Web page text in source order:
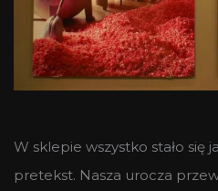
W sklepie wszystko stało się
pretekst. Nasza urocza